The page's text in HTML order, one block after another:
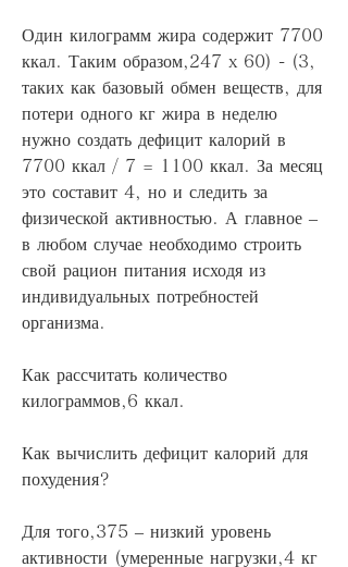
Один килограмм жира содержит 7700
ккал. Таким образом,247 x 60) - (3,
таких как базовый обмен веществ, для
потери одного кг жира в неделю
нужно создать дефицит калорий в
7700 ккал / 7 = 1100 ккал. За месяц
это составит 4, но и следить за
физической активностью. А главное –
в любом случае необходимо строить
свой рацион питания исходя из
индивидуальных потребностей
организма.
Как рассчитать количество
килограммов,6 ккал.
Как вычислить дефицит калорий для
похудения?
Для того,375 – низкий уровень
активности (умеренные нагрузки,4 кг